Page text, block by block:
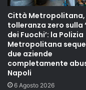
Città Metropolitana,
tolleranza zero sulla
dei Fuochi’: la Polizia
Metropolitana
due aziende
completamente
Napoli
6 Agosto 2026